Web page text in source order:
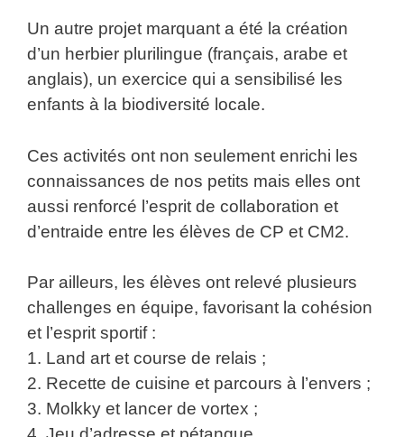
Un autre projet marquant a été la création
d’un herbier plurilingue (français, arabe et
anglais), un exercice qui a sensibilisé les
enfants à la biodiversité locale.
Ces activités ont non seulement enrichi les
connaissances de nos petits mais elles ont
aussi renforcé l’esprit de collaboration et
d’entraide entre les élèves de CP et CM2.
Par ailleurs, les élèves ont relevé plusieurs
challenges en équipe, favorisant la cohésion
et l’esprit sportif :
1. Land art et course de relais ;
2. Recette de cuisine et parcours à l’envers ;
3. Molkky et lancer de vortex ;